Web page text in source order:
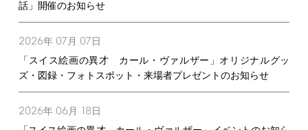
話」開催のお知らせ
2026年 07月 07 日
「スイス絵画の異才 カール・ヴァルザー」オリジナルグッ
ズ・図録・フォトスポット・来場者プレゼントのお知らせ
2026年 06月 18 日